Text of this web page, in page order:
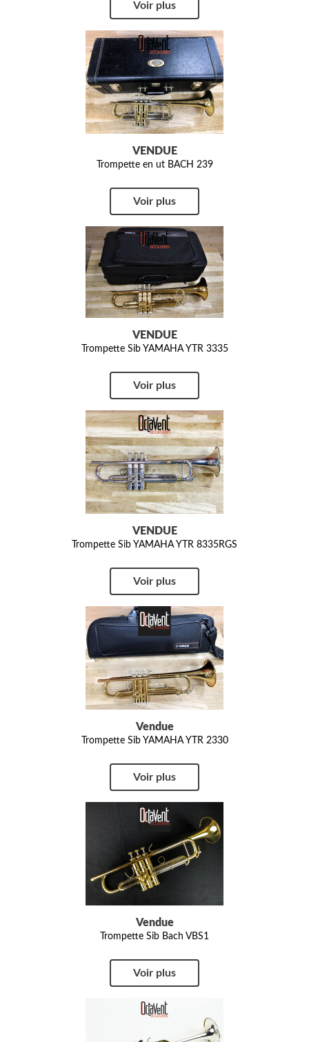
Voir plus
VENDUE
Trompette en ut BACH 239
Voir plus
VENDUE
Trompette Sib YAMAHA YTR 3335
Voir plus
VENDUE
Trompette Sib YAMAHA YTR 8335RGS
Voir plus
Vendue
Trompette Sib YAMAHA YTR 2330
Voir plus
Vendue
Trompette Sib Bach VBS1
Voir plus